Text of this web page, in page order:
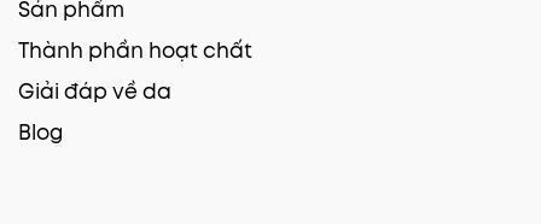
Sản phẩm
Thành phần hoạt chất
Giải đáp về da
Blog